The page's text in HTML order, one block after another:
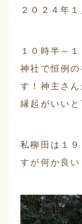
２０２４年
１０時半～
神社で恒例
す！神主さ
縁起がいいと
私柳田は１
すが何か良い